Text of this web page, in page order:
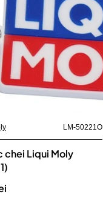
LM-50221O
chei Liqui Moly